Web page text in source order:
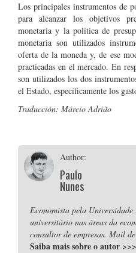
Los principales instrumentos de
para alcanzar los objetivos
monetaria y la política de
monetaria son utilizados
oferta de la moneda y, de ese
practicadas en el mercado. En
son utilizados los dos
el Estado, específicamente los
Traducción: Márcio Adrião
Author:
Paulo
Nunes
Economista pela
universitário nas áreas da
consultor de empresas. Mail
Saiba mais sobre o autor >>>